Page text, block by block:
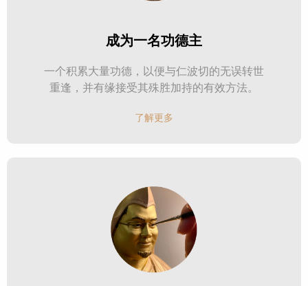
成为一名功德主
一个积累大量功德，以便与仁波切的无误转世
重逢，并有缘接受其殊胜加持的有效方法。
了解更多